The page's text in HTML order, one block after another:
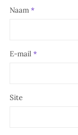
Naam *
E-mail *
Site